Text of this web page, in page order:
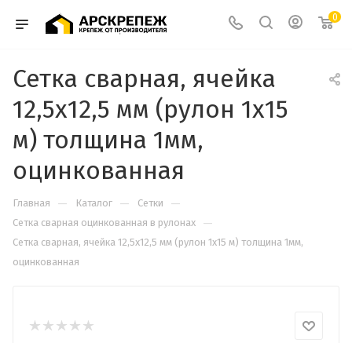
0
Сетка сварная, ячейка
12,5х12,5 мм (рулон 1х15
м) толщина 1мм,
оцинкованная
Главная — Каталог — Сетки —
Сетка сварная оцинкованная в рулонах —
Сетка сварная, ячейка 12,5х12,5 мм (рулон 1х15 м) толщина 1мм,
оцинкованная